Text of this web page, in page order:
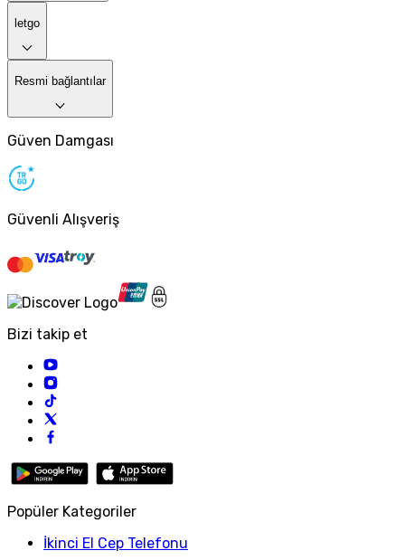
letgo
Resmi bağlantılar
Güven Damgası
Güvenli Alışveriş
Bizi takip et
Popüler Kategoriler
İkinci El Cep Telefonu